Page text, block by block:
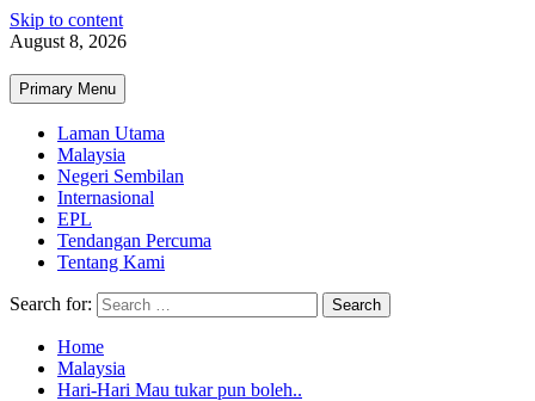
Skip to content
August 8, 2026
Primary Menu
Laman Utama
Malaysia
Negeri Sembilan
Internasional
EPL
Tendangan Percuma
Tentang Kami
Search for:
Home
Malaysia
Hari-Hari Mau tukar pun boleh..